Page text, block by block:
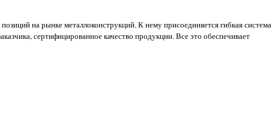
на рынке металлоконструкций. К нему присоединяется гибкая система
сертифицированное качество продукции. Все это обеспечивает